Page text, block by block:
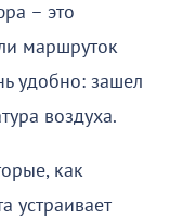
– это
маршруток
удобно: зашел
воздуха.
как
устраивает